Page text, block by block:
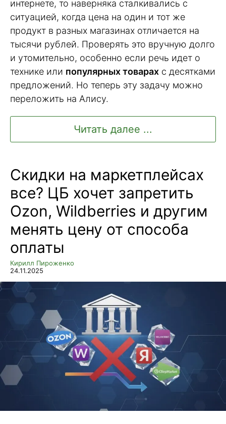
интернете, то наверняка сталкивались с
ситуацией, когда цена на один и тот же
продукт в разных магазинах отличается на
тысячи рублей. Проверять это вручную долго
и утомительно, особенно если речь идет о
технике или популярных товарах с десятками
предложений. Но теперь эту задачу можно
переложить на Алису.
Читать далее ...
Скидки на маркетплейсах
все? ЦБ хочет запретить
Ozon, Wildberries и другим
менять цену от способа
оплаты
Кирилл Пироженко
24.11.2025